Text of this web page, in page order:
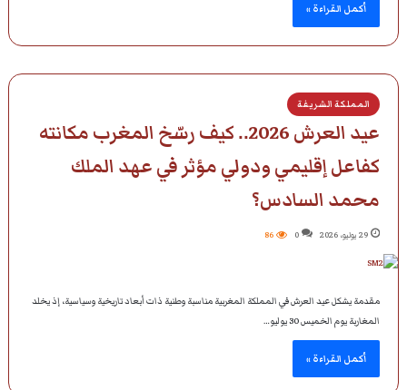
أكمل القراءة »
المملكة الشريفة
عيد العرش 2026.. كيف رسّخ المغرب مكانته
كفاعل إقليمي ودولي مؤثر في عهد الملك
محمد السادس؟
29 يوليو، 2026 0
86
مقدمة يشكل عيد العرش في المملكة المغربية مناسبة وطنية ذات أبعاد تاريخية وسياسية، إذ يخلد
المغاربة يوم الخميس 30 يوليو…
أكمل القراءة »